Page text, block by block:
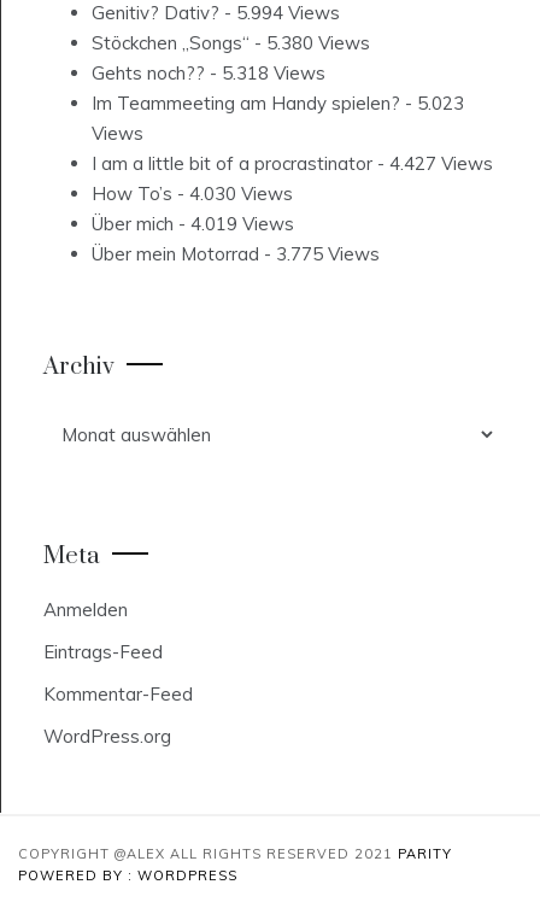
Genitiv? Dativ? - 5.994 Views
Stöckchen „Songs“ - 5.380 Views
Gehts noch?? - 5.318 Views
Im Teammeeting am Handy spielen? - 5.023
Views
I am a little bit of a procrastinator - 4.427 Views
How To’s - 4.030 Views
Über mich - 4.019 Views
Über mein Motorrad - 3.775 Views
Archiv
Meta
Anmelden
Eintrags-Feed
Kommentar-Feed
WordPress.org
COPYRIGHT @ALEX ALL RIGHTS RESERVED 2021 PARITY
POWERED BY : WORDPRESS